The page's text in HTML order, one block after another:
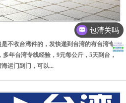
不收台湾件的，发快递到台湾的有台湾专
年台湾专线经验，9元每公斤，5天到台，
运门到门，可以...
包清关吗
是派送到门的吗